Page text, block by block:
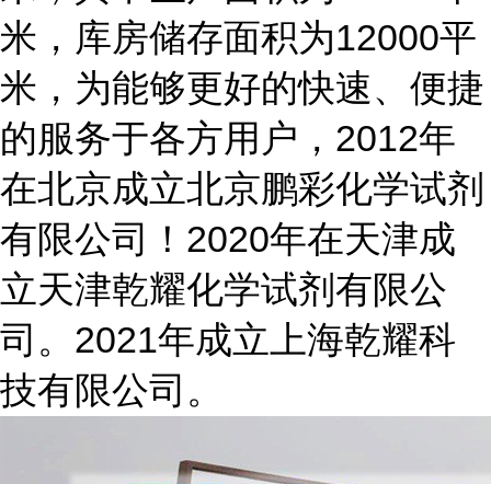
米，库房储存面积为12000平
米，为能够更好的快速、便捷
的服务于各方用户，2012年
在北京成立北京鹏彩化学试剂
有限公司！2020年在天津成
立天津乾耀化学试剂有限公
司。2021年成立上海乾耀科
技有限公司。